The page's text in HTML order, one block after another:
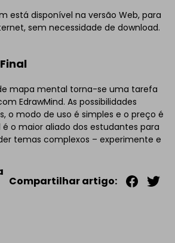
está disponível na versão Web, para
sem necessidade de download.
mapa mental torna-se uma tarefa
EdrawMind. As possibilidades
o modo de uso é simples e o preço é
é o maior aliado dos estudantes para
temas complexos – experimente e
Compartilhar artigo: